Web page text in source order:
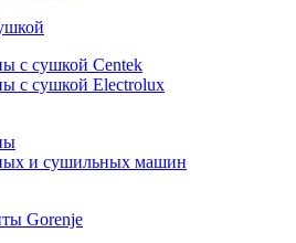
с сушкой Centek
с сушкой Electrolux
и сушильных машин
Gorenje